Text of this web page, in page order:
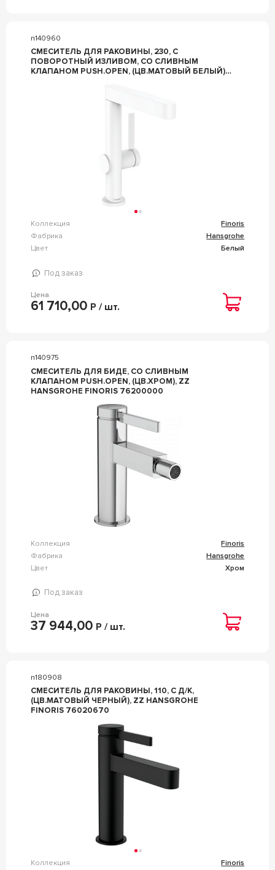
n140960
СМЕСИТЕЛЬ ДЛЯ РАКОВИНЫ, 230, С
ПОВОРОТНЫЙ ИЗЛИВОМ, СО СЛИВНЫМ
КЛАПАНОМ PUSH.OPEN, (ЦВ.МАТОВЫЙ БЕЛЫЙ),
Коллекция
Finoris
Фабрика
Hansgrohe
Цвет
Белый
Под заказ
Цена
61 710,00 Р / шт.
n140975
СМЕСИТЕЛЬ ДЛЯ БИДЕ, СО СЛИВНЫМ
КЛАПАНОМ PUSH.OPEN, (ЦВ.ХРОМ), ZZ
HANSGROHE FINORIS 76200000
Коллекция
Finoris
Фабрика
Hansgrohe
Цвет
Хром
Под заказ
Цена
37 944,00 Р / шт.
n180908
СМЕСИТЕЛЬ ДЛЯ РАКОВИНЫ, 110, С Д/К,
(ЦВ.МАТОВЫЙ ЧЕРНЫЙ), ZZ HANSGROHE
FINORIS 76020670
Коллекция
Finoris